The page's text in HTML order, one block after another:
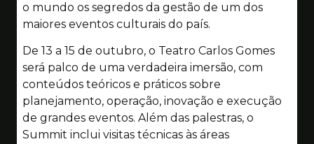
o mundo os segredos da gestão de um dos
maiores eventos culturais do país.
De 13 a 15 de outubro, o Teatro Carlos Gomes
será palco de uma verdadeira imersão, com
conteúdos teóricos e práticos sobre
planejamento, operação, inovação e execução
de grandes eventos. Além das palestras, o
Summit inclui visitas técnicas às áreas